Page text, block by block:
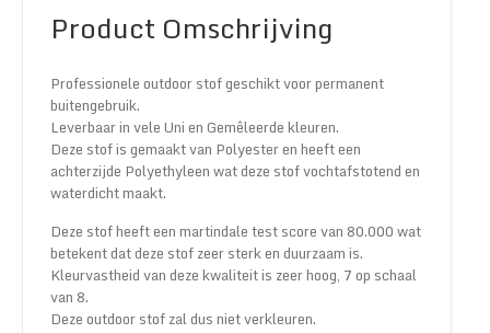
Product Omschrijving
Professionele outdoor stof geschikt voor permanent
buitengebruik.
Leverbaar in vele Uni en Gemêleerde kleuren.
Deze stof is gemaakt van Polyester en heeft een
achterzijde Polyethyleen wat deze stof vochtafstotend en
waterdicht maakt.
Deze stof heeft een martindale test score van 80.000 wat
betekent dat deze stof zeer sterk en duurzaam is.
Kleurvastheid van deze kwaliteit is zeer hoog, 7 op schaal
van 8.
Deze outdoor stof zal dus niet verkleuren.